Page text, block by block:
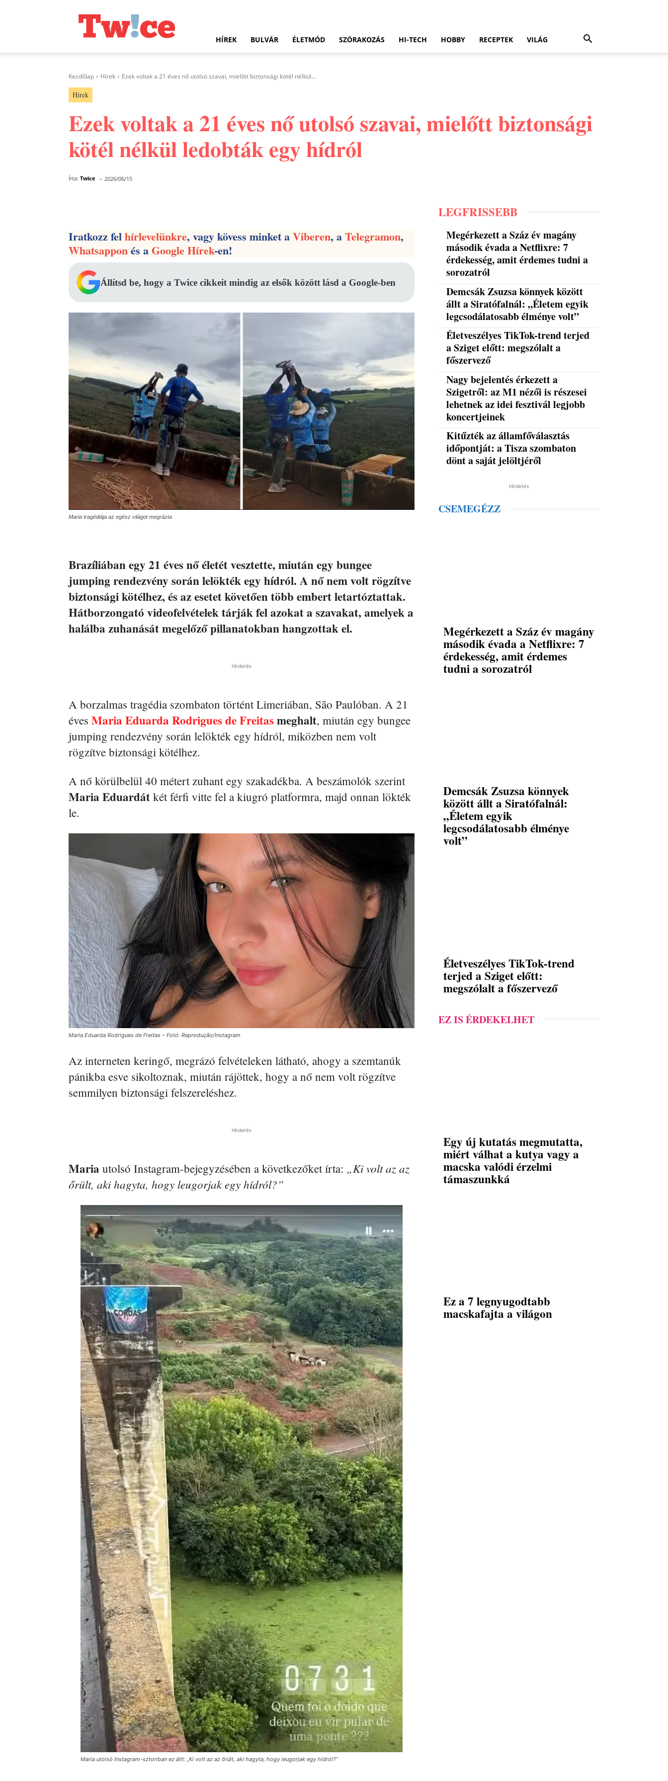
HÍREK BULVÁR ÉLETMÓD SZÓRAKOZÁS HI-TECH HOBBY RECEPTEK VILÁG
Kezdőlap Hírek Ezek voltak a 21 éves nő utolsó szavai, mielőtt biztonsági kötél nélkül...
Hírek
Ezek voltak a 21 éves nő utolsó szavai, mielőtt biztonsági
kötél nélkül ledobták egy hídról
Írta: Twice - 2026/06/15
Iratkozz felhírlevelünkre, vagy kövess minket aViberen, aTelegramon,
Whatsapponés aGoogle Hírek-en!
Állítsd be, hogy a Twice cikkeit mindig az elsők között lásd a Google-ben
Maria tragédiája az egész világot megrázta
Brazíliában egy 21 éves nő életét vesztette, miután egy bungee
jumping rendezvény során lelökték egy hídról. A nő nem volt rögzítve
biztonsági kötélhez, és az esetet követően több embert letartóztattak.
Hátborzongató videofelvételek tárják fel azokat a szavakat, amelyek a
halálba zuhanását megelőző pillanatokban hangzottak el.
Hirdetés
A borzalmas tragédia szombaton történt Limeriában, São Paulóban. A 21
éves Maria Eduarda Rodrigues de Freitasmeghalt, miután egy bungee
jumping rendezvény során lelökték egy hídról, miközben nem volt
rögzítve biztonsági kötélhez.
A nő körülbelül 40 métert zuhant egy szakadékba. A beszámolók szerint
Maria Eduardát két férfi vitte fel a kiugró platformra, majd onnan lökték
le.
Maria Eduarda Rodrigues de Freitas – Fotó: Reprodução/Instagram
Az interneten keringő, megrázó felvételeken látható, ahogy a szemtanúk
pánikba esve sikoltoznak, miután rájöttek, hogy a nő nem volt rögzítve
semmilyen biztonsági felszereléshez.
Hirdetés
Maria utolsó Instagram-bejegyzésében a következőket írta: „Ki volt az az
őrült, aki hagyta, hogy leugorjak egy hídról?”
Maria utolsó Instagram-sztoriban ez állt: „Ki volt az az őrült, aki hagyta, hogy leugorjak egy hídról?”
LEGFRISSEBB
Megérkezett a Száz év magány
második évada a Netflixre: 7
érdekesség, amit érdemes tudni a
sorozatról
Demcsák Zsuzsa könnyek között
állt a Siratófalnál: „Életem egyik
legcsodálatosabb élménye volt”
Életveszélyes TikTok-trend terjed
a Sziget előtt: megszólalt a
főszervező
Nagy bejelentés érkezett a
Szigetről: az M1 nézői is részesei
lehetnek az idei fesztivál legjobb
koncertjeinek
Kitűzték az államfőválasztás
időpontját: a Tisza szombaton
dönt a saját jelöltjéről
Hirdetés
CSEMEGÉZZ
Megérkezett a Száz év magány
második évada a Netflixre: 7
érdekesség, amit érdemes
tudni a sorozatról
Demcsák Zsuzsa könnyek
között állt a Siratófalnál:
„Életem egyik
legcsodálatosabb élménye
volt”
Életveszélyes TikTok-trend
terjed a Sziget előtt:
megszólalt a főszervező
EZ IS ÉRDEKELHET
Egy új kutatás megmutatta,
miért válhat a kutya vagy a
macska valódi érzelmi
támaszunkká
Ez a 7 legnyugodtabb
macskafajta a világon